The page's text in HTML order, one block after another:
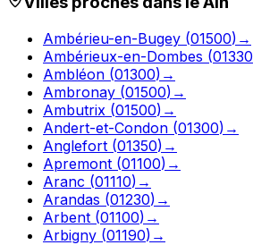
Ambérieu-en-Bugey (01500) →
Ambérieux-en-Dombes (01330
Ambléon (01300) →
Ambronay (01500) →
Ambutrix (01500) →
Andert-et-Condon (01300) →
Anglefort (01350) →
Apremont (01100) →
Aranc (01110) →
Arandas (01230) →
Arbent (01100) →
Arbigny (01190) →